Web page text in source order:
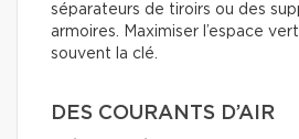
séparateurs de tiroirs ou des
armoires. Maximiser l’espace
souvent la clé.
DES COURANTS D’AIR